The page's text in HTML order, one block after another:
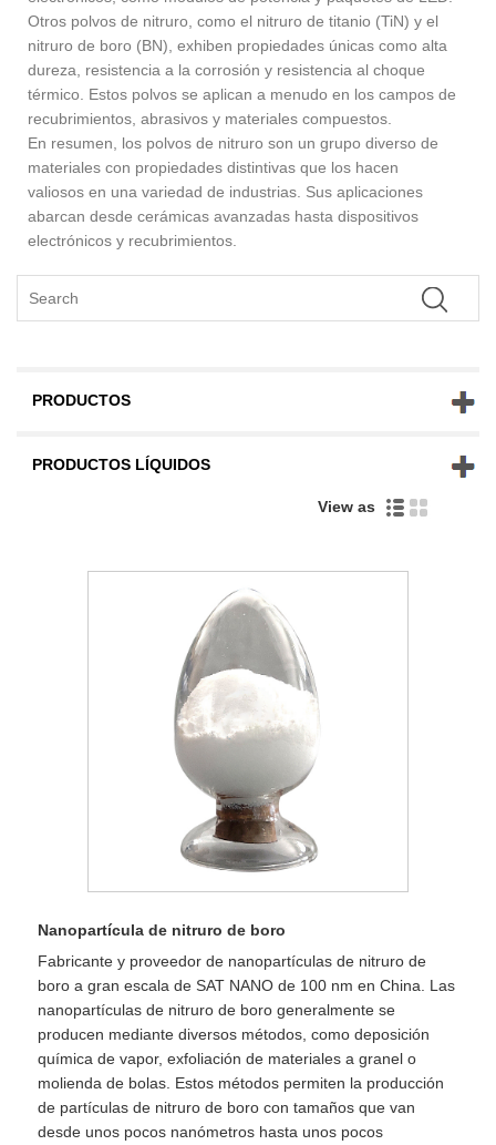
Otros polvos de nitruro, como el nitruro de titanio (TiN) y el
nitruro de boro (BN), exhiben propiedades únicas como alta
dureza, resistencia a la corrosión y resistencia al choque
térmico. Estos polvos se aplican a menudo en los campos de
recubrimientos, abrasivos y materiales compuestos.
En resumen, los polvos de nitruro son un grupo diverso de
materiales con propiedades distintivas que los hacen
valiosos en una variedad de industrias. Sus aplicaciones
abarcan desde cerámicas avanzadas hasta dispositivos
electrónicos y recubrimientos.
PRODUCTOS
PRODUCTOS LÍQUIDOS
View as
Nanopartícula de nitruro de boro
Fabricante y proveedor de nanopartículas de nitruro de
boro a gran escala de SAT NANO de 100 nm en China. Las
nanopartículas de nitruro de boro generalmente se
producen mediante diversos métodos, como deposición
química de vapor, exfoliación de materiales a granel o
molienda de bolas. Estos métodos permiten la producción
de partículas de nitruro de boro con tamaños que van
desde unos pocos nanómetros hasta unos pocos